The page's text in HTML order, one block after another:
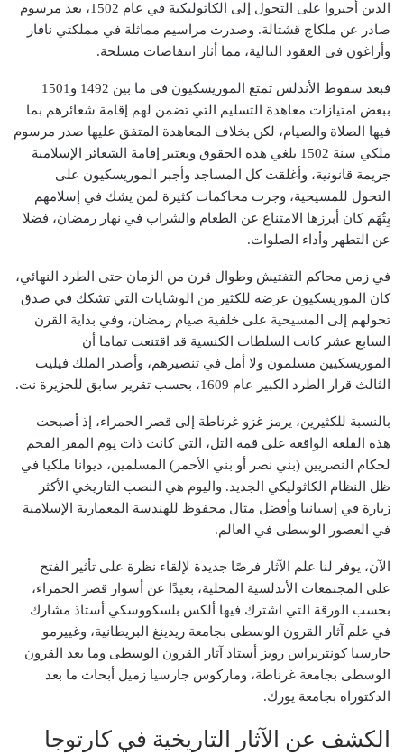
الذين أجبروا على التحول إلى الكاثوليكية في عام 1502، بعد مرسوم
صادر عن ملكاج قشتالة. وصدرت مراسيم مماثلة في مملكتي نافار
وأراغون في العقود التالية، مما أثار انتفاضات مسلحة.
فبعد سقوط الأندلس تمتع الموريسكيون في ما بين 1492 و1501
ببعض امتيازات معاهدة التسليم التي تضمن لهم إقامة شعائرهم بما
فيها الصلاة والصيام، لكن بخلاف المعاهدة المتفق عليها صدر مرسوم
ملكي سنة 1502 يلغي هذه الحقوق ويعتبر إقامة الشعائر الإسلامية
جريمة قانونية، وأغلقت كل المساجد وأجبر الموريسكيون على
التحول للمسيحية، وجرت محاكمات كثيرة لمن يشك في إسلامهم
بِتُهَم كان أبرزها الامتناع عن الطعام والشراب في نهار رمضان، فضلا
عن التطهر وأداء الصلوات.
في زمن محاكم التفتيش وطوال قرن من الزمان حتى الطرد النهائي،
كان الموريسكيون عرضة للكثير من الوشايات التي تشكك في صدق
تحولهم إلى المسيحية على خلفية صيام رمضان، وفي بداية القرن
السابع عشر كانت السلطات الكنسية قد اقتنعت تماما أن
الموريسكيين مسلمون ولا أمل في تنصيرهم، وأصدر الملك فيليب
الثالث قرار الطرد الكبير عام 1609، بحسب تقرير سابق للجزيرة نت.
بالنسبة للكثيرين، يرمز غزو غرناطة إلى قصر الحمراء، إذ أصبحت
هذه القلعة الواقعة على قمة التل، التي كانت ذات يوم المقر الفخم
لحكام النصريين (بني نصر أو بني الأحمر) المسلمين، ديوانا ملكيا في
ظل النظام الكاثوليكي الجديد. واليوم هي النصب التاريخي الأكثر
زيارة في إسبانيا وأفضل مثال محفوظ للهندسة المعمارية الإسلامية
في العصور الوسطى في العالم.
الآن، يوفر لنا علم الآثار فرصًا جديدة لإلقاء نظرة على تأثير الفتح
على المجتمعات الأندلسية المحلية، بعيدًا عن أسوار قصر الحمراء،
بحسب الورقة التي اشترك فيها ألكس بلسكووسكي أستاذ مشارك
في علم آثار القرون الوسطى بجامعة ريدينغ البريطانية، وغييرمو
جارسيا كونتريراس رويز أستاذ آثار القرون الوسطى وما بعد القرون
الوسطى بجامعة غرناطة، وماركوس جارسيا زميل أبحاث ما بعد
الدكتوراه بجامعة يورك.
الكشف عن الآثار التاريخية في كارتوجا